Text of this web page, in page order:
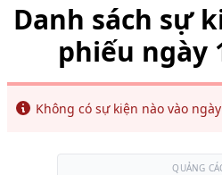
Danh sách sự
phiếu ngày
Info
Không có sự kiện nào vào
QUẢNG